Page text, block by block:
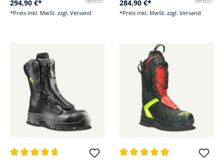
294,90 €*
*Preis inkl. MwSt. zzgl. Versand
284,90 €*
*Preis inkl. MwSt. zzgl. Versand